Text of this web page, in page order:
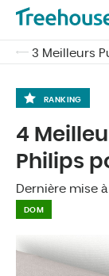
3 Meilleurs
RANKING
Dernière mise
DOM
4
Philips